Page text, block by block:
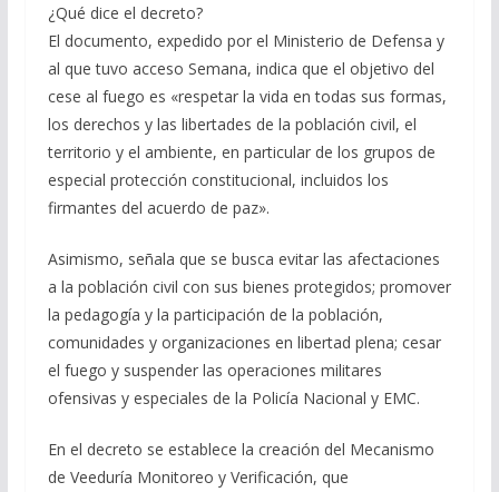
¿Qué dice el decreto?
El documento, expedido por el Ministerio de Defensa y
al que tuvo acceso Semana, indica que el objetivo del
cese al fuego es «respetar la vida en todas sus formas,
los derechos y las libertades de la población civil, el
territorio y el ambiente, en particular de los grupos de
especial protección constitucional, incluidos los
firmantes del acuerdo de paz».
Asimismo, señala que se busca evitar las afectaciones
a la población civil con sus bienes protegidos; promover
la pedagogía y la participación de la población,
comunidades y organizaciones en libertad plena; cesar
el fuego y suspender las operaciones militares
ofensivas y especiales de la Policía Nacional y EMC.
En el decreto se establece la creación del Mecanismo
de Veeduría Monitoreo y Verificación, que